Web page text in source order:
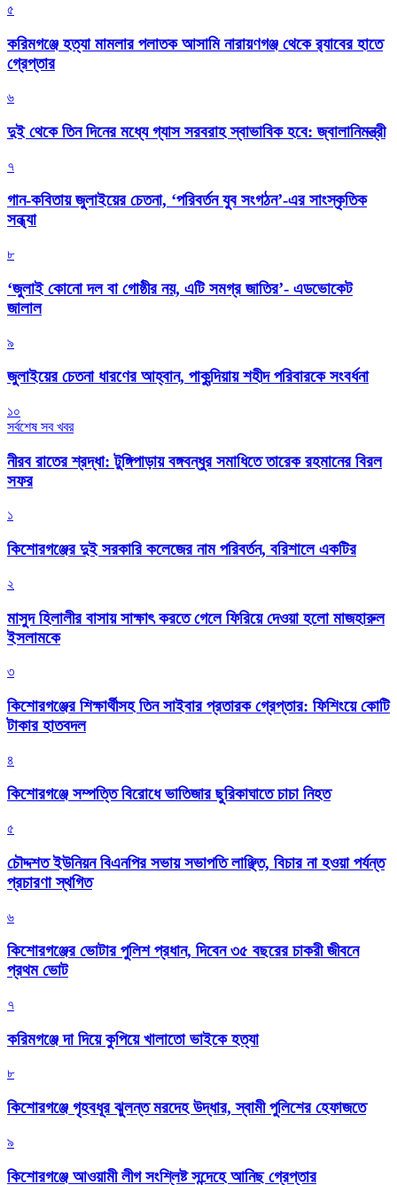
৫
করিমগঞ্জে হত্যা মামলার পলাতক আসামি নারায়ণগঞ্জ থেকে র‌্যাবের হাতে
গ্রেপ্তার
৬
দুই থেকে তিন দিনের মধ্যে গ্যাস সরবরাহ স্বাভাবিক হবে: জ্বালানিমন্ত্রী
৭
গান-কবিতায় জুলাইয়ের চেতনা, ‘পরিবর্তন যুব সংগঠন’-এর সাংস্কৃতিক
সন্ধ্যা
৮
‘জুলাই কোনো দল বা গোষ্ঠীর নয়, এটি সমগ্র জাতির’- এডভোকেট
জালাল
৯
জুলাইয়ের চেতনা ধারণের আহ্বান, পাকুন্দিয়ায় শহীদ পরিবারকে সংবর্ধনা
১০
সর্বশেষ সব খবর
নীরব রাতের শ্রদ্ধা: টুঙ্গিপাড়ায় বঙ্গবন্ধুর সমাধিতে তারেক রহমানের বিরল
সফর
১
কিশোরগঞ্জের দুই সরকারি কলেজের নাম পরিবর্তন, বরিশালে একটির
২
মাসুদ হিলালীর বাসায় সাক্ষাৎ করতে গেলে ফিরিয়ে দেওয়া হলো মাজহারুল
ইসলামকে
৩
কিশোরগঞ্জের শিক্ষার্থীসহ তিন সাইবার প্রতারক গ্রেপ্তার: ফিশিংয়ে কোটি
টাকার হাতবদল
৪
কিশোরগঞ্জে সম্পত্তি বিরোধে ভাতিজার ছুরিকাঘাতে চাচা নিহত
৫
চৌদ্দশত ইউনিয়ন বিএনপির সভায় সভাপতি লাঞ্ছিত, বিচার না হওয়া পর্যন্ত
প্রচারণা স্থগিত
৬
কিশোরগঞ্জের ভোটার পুলিশ প্রধান, দিবেন ৩৫ বছরের চাকরী জীবনে
প্রথম ভোট
৭
করিমগঞ্জে দা দিয়ে কুপিয়ে খালাতো ভাইকে হত্যা
৮
কিশোরগঞ্জে গৃহবধূর ঝুলন্ত মরদেহ উদ্ধার, স্বামী পুলিশের হেফাজতে
৯
কিশোরগঞ্জে আওয়ামী লীগ সংশ্লিষ্ট সন্দেহে আনিছ গ্রেপ্তার